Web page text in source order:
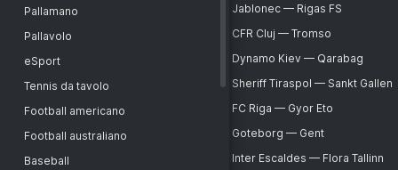
Inter Turku
Vaduz
Paide Linnameeskond
Rapid Vienna
Noah
Sion
HJK Helsinki
Motherwell
Jablonec
Rigas FS
CFR Cluj
1 giorno
2 giorniUEFA Champions League
Champions League UEFA. Third qualifying round. Second leg
Champions League UEFA. Outrights
Friendly. Clubs
North American Leagues Cup. Group stage
UEFA Super Cup
Jablonec — Rigas FS
CFR Cluj — Tromso
Dynamo Kiev — Qarabag
Sheriff Tiraspol — Sankt Gallen
FC Riga — Gyor Eto
Goteborg — Gent
Inter Escaldes — Flora Tallinn
Pallamano
Pallavolo
eSport
Tennis da tavolo
Football americano
Football australiano
Baseball